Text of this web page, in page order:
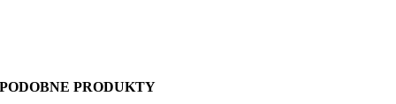
PODOBNE PRODUKTY